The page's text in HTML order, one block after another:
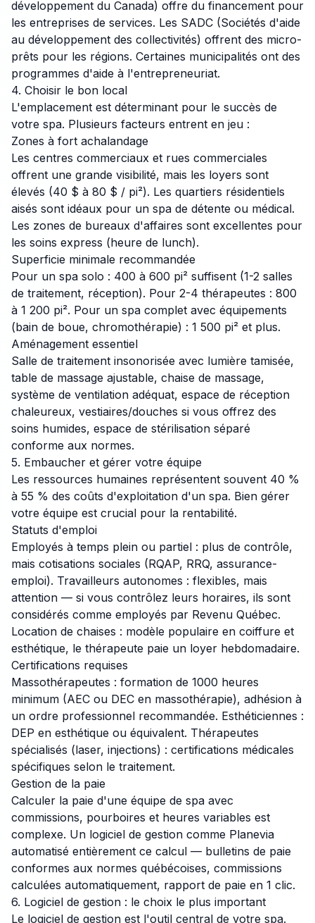
développement du Canada) offre du financement pour
les entreprises de services. Les SADC (Sociétés d'aide
au développement des collectivités) offrent des micro-
prêts pour les régions. Certaines municipalités ont des
programmes d'aide à l'entrepreneuriat.
4. Choisir le bon local
L'emplacement est déterminant pour le succès de
votre spa. Plusieurs facteurs entrent en jeu :
Zones à fort achalandage
Les centres commerciaux et rues commerciales
offrent une grande visibilité, mais les loyers sont
élevés (40 $ à 80 $ / pi²). Les quartiers résidentiels
aisés sont idéaux pour un spa de détente ou médical.
Les zones de bureaux d'affaires sont excellentes pour
les soins express (heure de lunch).
Superficie minimale recommandée
Pour un spa solo : 400 à 600 pi² suffisent (1-2 salles
de traitement, réception). Pour 2-4 thérapeutes : 800
à 1 200 pi². Pour un spa complet avec équipements
(bain de boue, chromothérapie) : 1 500 pi² et plus.
Aménagement essentiel
Salle de traitement insonorisée avec lumière tamisée,
table de massage ajustable, chaise de massage,
système de ventilation adéquat, espace de réception
chaleureux, vestiaires/douches si vous offrez des
soins humides, espace de stérilisation séparé
conforme aux normes.
5. Embaucher et gérer votre équipe
Les ressources humaines représentent souvent 40 %
à 55 % des coûts d'exploitation d'un spa. Bien gérer
votre équipe est crucial pour la rentabilité.
Statuts d'emploi
Employés à temps plein ou partiel : plus de contrôle,
mais cotisations sociales (RQAP, RRQ, assurance-
emploi). Travailleurs autonomes : flexibles, mais
attention — si vous contrôlez leurs horaires, ils sont
considérés comme employés par Revenu Québec.
Location de chaises : modèle populaire en coiffure et
esthétique, le thérapeute paie un loyer hebdomadaire.
Certifications requises
Massothérapeutes : formation de 1000 heures
minimum (AEC ou DEC en massothérapie), adhésion à
un ordre professionnel recommandée. Esthéticiennes :
DEP en esthétique ou équivalent. Thérapeutes
spécialisés (laser, injections) : certifications médicales
spécifiques selon le traitement.
Gestion de la paie
Calculer la paie d'une équipe de spa avec
commissions, pourboires et heures variables est
complexe. Un logiciel de gestion comme Planevia
automatisé entièrement ce calcul — bulletins de paie
conformes aux normes québécoises, commissions
calculées automatiquement, rapport de paie en 1 clic.
6. Logiciel de gestion : le choix le plus important
Le logiciel de gestion est l'outil central de votre spa.